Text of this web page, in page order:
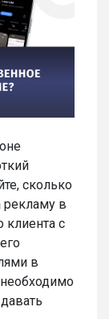
сколько
рекламу в
клиента с
в